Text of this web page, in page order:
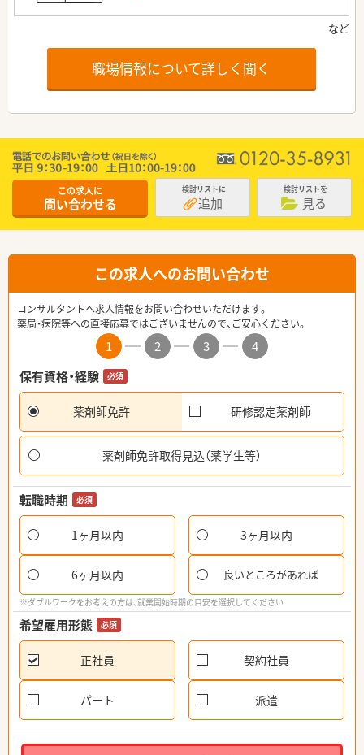
職場情報について詳しく聞く
この求人に
問い合わせる
検討リストに
追加
検討リストを
見る
この求人へのお問い合わせ
コンサルタントへ求人情報をお問い合わせいただけます。
薬局・病院等への直接応募ではございませんので、ご安心ください。
1 2 3
4
保有資格・経験
必須
薬剤師免許 研修認定薬剤師
薬剤師免許取得見込（薬学生等）
転職時期 必須
1ヶ月以内 3ヶ月以内
6ヶ月以内 良いところがあれば
※ダブルワークをお考えの方は、就業開始時期の目安を選択してください
希望雇用形態 必須
正社員 契約社員
パート 派遣